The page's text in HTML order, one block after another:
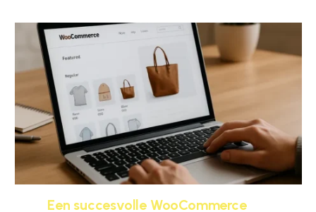
Een succesvolle WooCommerce